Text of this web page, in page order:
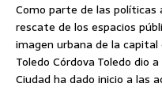
Como parte de las
rescate de los espacios
imagen urbana de la
Toledo Córdova Toledo dio
Ciudad ha dado inicio a las